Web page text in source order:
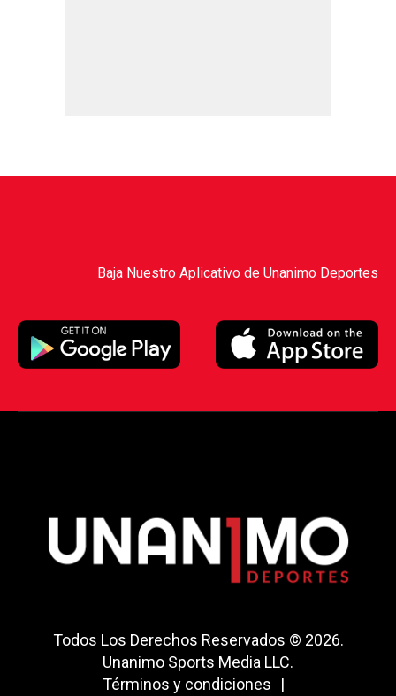
Baja Nuestro Aplicativo de Unanimo Deportes
Todos Los Derechos Reservados © 2026.
Unanimo Sports Media LLC.
Términos y condiciones